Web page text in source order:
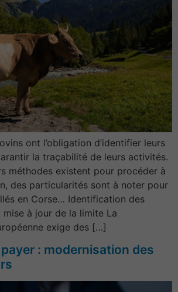
ont l’obligation d’identifier leurs
la traçabilité de leurs activités.
méthodes existent pour procéder à
des particularités sont à noter pour
en Corse… Identification des
à jour de la limite La
exige des […]
: modernisation des